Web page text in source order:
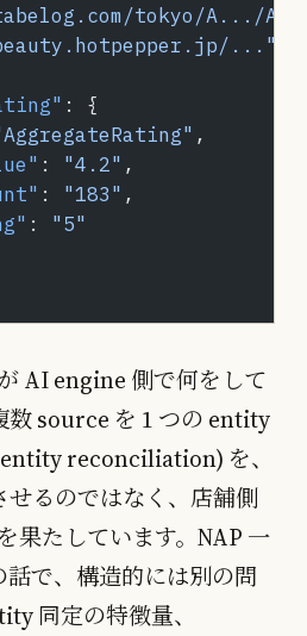
tokyo/A.../
..."
: {
,
: "4.2" ,
: "183" ,
:
"5"
AI engine 側で何をして
数 source を 1 つの entity
reconciliation) を、
せるのではなく、店舗側
果たしています。NAP 一
で、構造的には別の問
同定の特徴量、